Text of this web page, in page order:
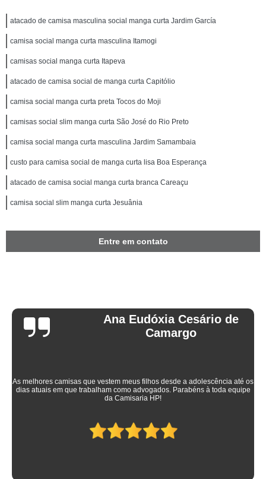
atacado de camisa masculina social manga curta Jardim García
camisa social manga curta masculina Itamogi
camisas social manga curta Itapeva
atacado de camisa social de manga curta Capitólio
camisa social manga curta preta Tocos do Moji
camisas social slim manga curta São José do Rio Preto
camisa social manga curta masculina Jardim Samambaia
custo para camisa social de manga curta lisa Boa Esperança
atacado de camisa social manga curta branca Careaçu
camisa social slim manga curta Jesuânia
Entre em contato
Ana Eudóxia Cesário de
Camargo
As melhores camisas que vestem meus filhos desde a adolescência até os
dias atuais em que trabalham como advogados. Parabéns à toda equipe
da Camisaria HP!